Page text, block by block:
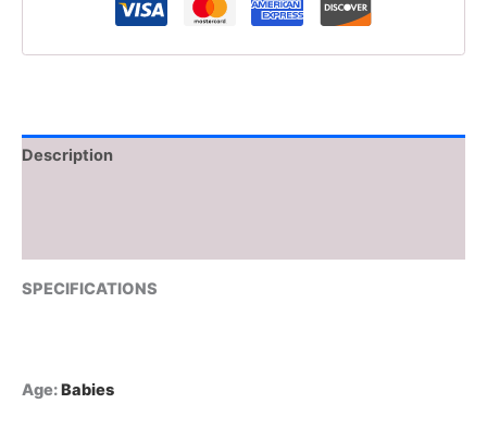
Description
SPECIFICATIONS
Age:Babies